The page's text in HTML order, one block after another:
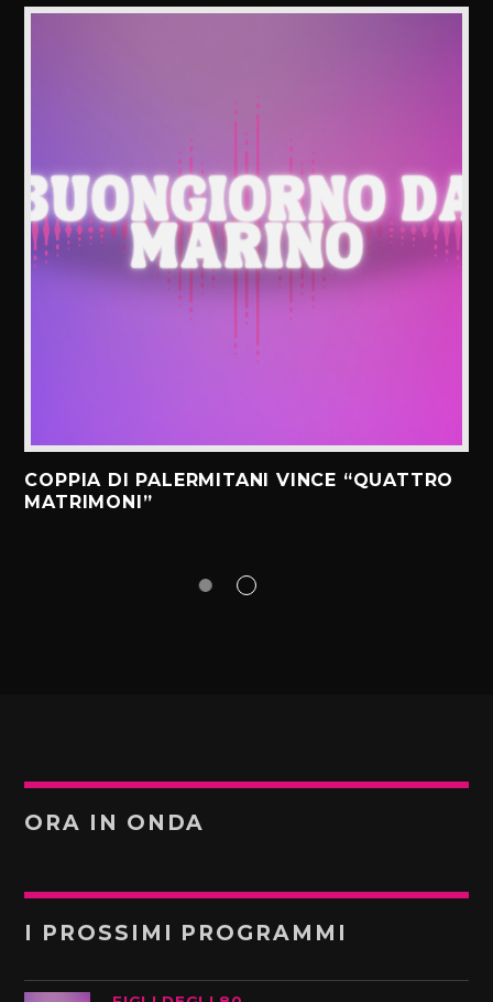
COPPIA DI PALERMITANI VINCE “QUATTRO
MATRIMONI”
ORA IN ONDA
I PROSSIMI PROGRAMMI